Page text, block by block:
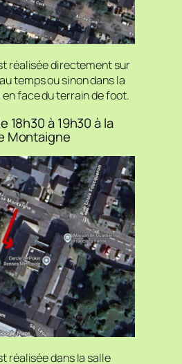
réalisée directement sur
temps ou sinon dans la
face du terrain de foot.
18h30 à 19h30 à la
Montaigne
réalisée dans la salle